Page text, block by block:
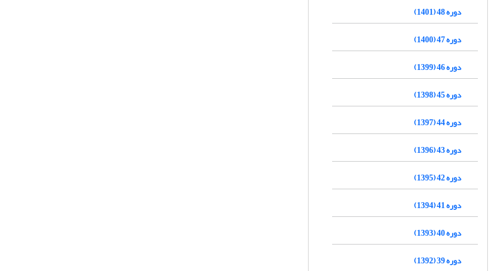
دوره 48 (1401)
دوره 47 (1400)
دوره 46 (1399)
دوره 45 (1398)
دوره 44 (1397)
دوره 43 (1396)
دوره 42 (1395)
دوره 41 (1394)
دوره 40 (1393)
دوره 39 (1392)